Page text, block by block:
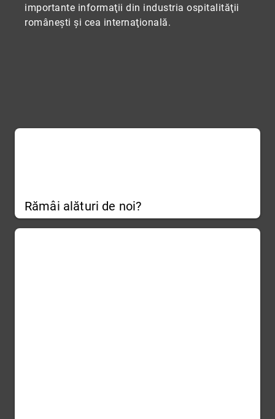
importante informaţii din industria ospitalităţii
româneşti şi cea internaţională.
Rămâi alături de noi?